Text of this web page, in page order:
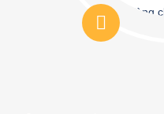
hài lòng